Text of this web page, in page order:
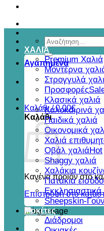
Αναζήτηση
για:
Αγαπημένα
Καλάθι /0,00€
Καλάθι
Κανένα προϊόν στο
Επιστροφή στο
ΧΑΛΙΆ
Premium Χαλιά
Μοντέρνα
Στρογγυλά
Προσφορές
Κλασικά χαλιά
Καλοκαιρινά
Παιδικά χαλιά
Οικονομικά
Χαλιά
Οβάλ χαλιά
Shaggy χαλιά
Χαλάκια
Πατάκια
Εκκλησιαστικά
Sheepskin-
Μοκέτες
Διάδρομοι